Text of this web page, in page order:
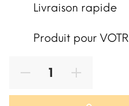
Livraison rapide
Produit pour